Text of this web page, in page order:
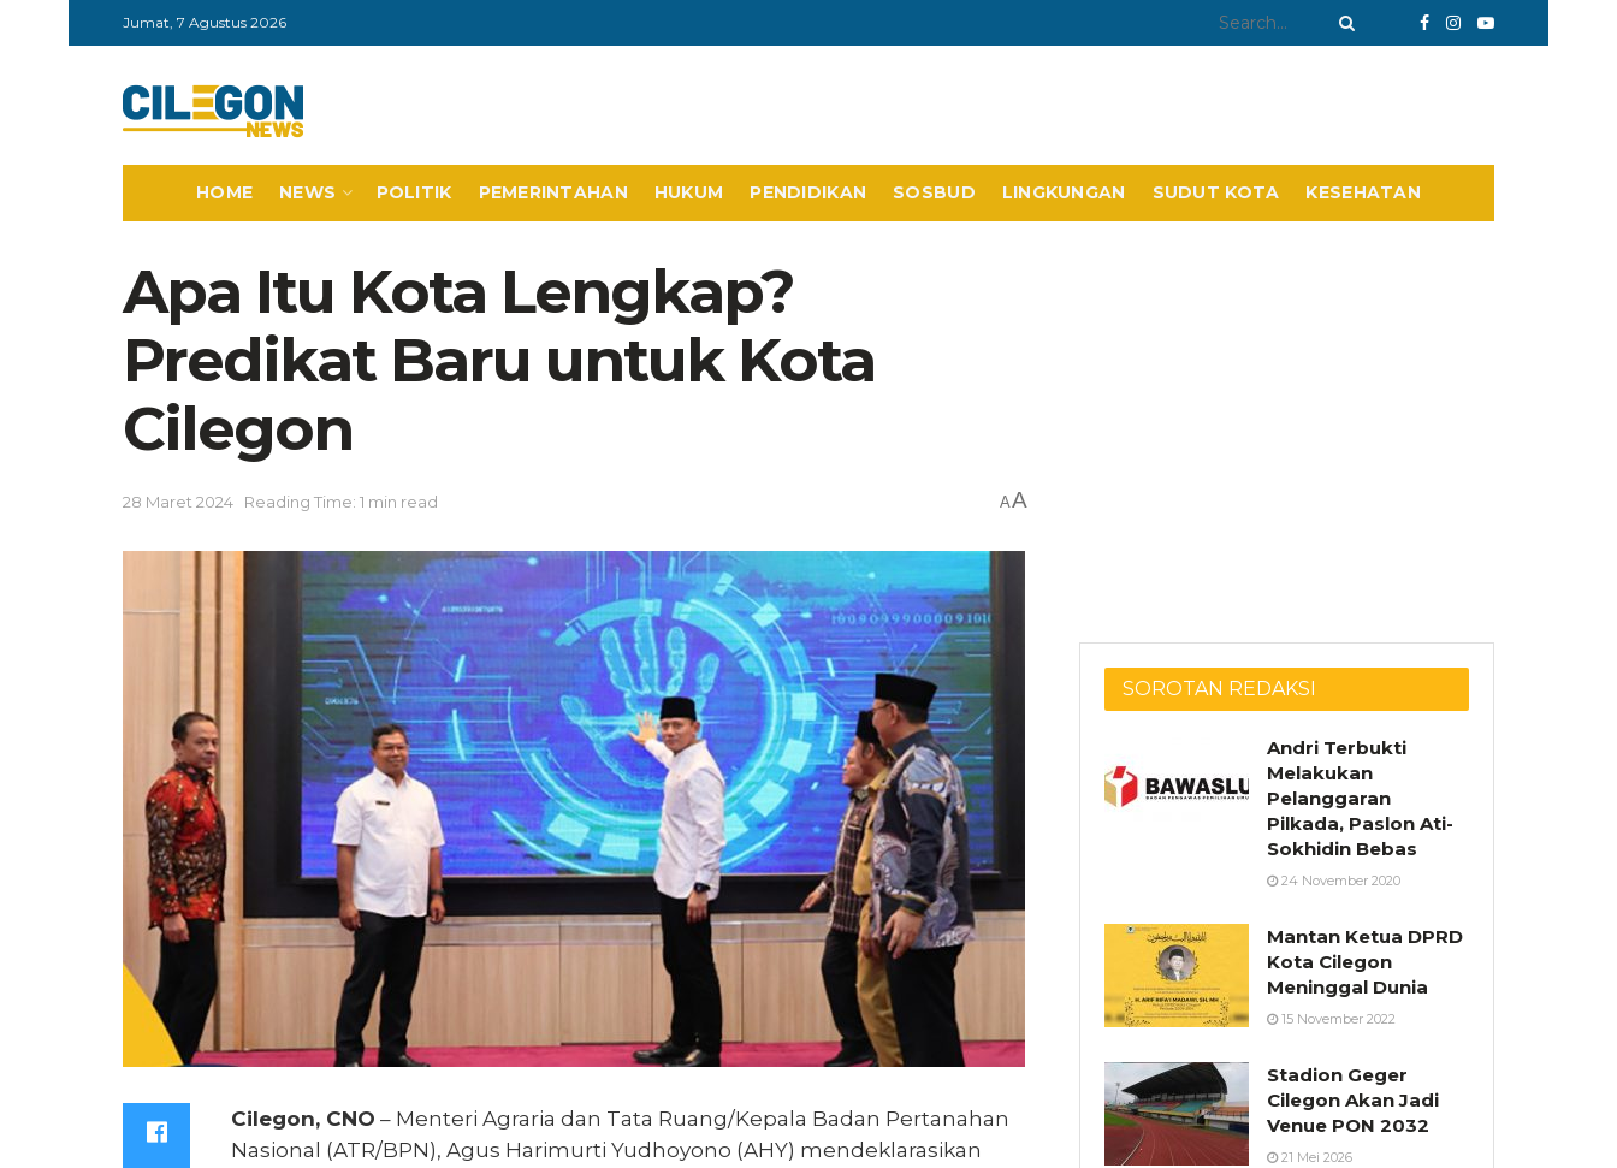
Jumat, 7 Agustus 2026
HOME NEWS POLITIK PEMERINTAHAN HUKUM PENDIDIKAN SOSBUD LINGKUNGAN SUDUT KOTA KESEHATAN
Apa Itu Kota Lengkap?
Predikat Baru untuk Kota
Cilegon
28 Maret 2024 Reading Time: 1 min read AA
Cilegon, CNO – Menteri Agraria dan Tata Ruang/Kepala Badan Pertanahan
Nasional (ATR/BPN), Agus Harimurti Yudhoyono (AHY) mendeklarasikan
SOROTAN REDAKSI
Andri Terbukti
Melakukan
Pelanggaran
Pilkada, Paslon Ati-
Sokhidin Bebas
24 November 2020
Mantan Ketua DPRD
Kota Cilegon
Meninggal Dunia
15 November 2022
Stadion Geger
Cilegon Akan Jadi
Venue PON 2032
21 Mei 2026